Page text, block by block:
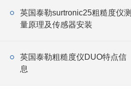
英国泰勒surtronic25粗糙度仪测
量原理及传感器安装
英国泰勒粗糙度仪DUO特点信
息